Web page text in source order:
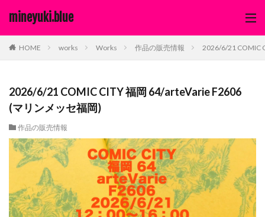
mineyuki.blue
HOME works Works 作品の販売情報 2026/6/21 COMIC
2026/6/21 COMIC CITY 福岡 64/arteVarie F2606
(マリンメッセ福岡)
作品の販売情報